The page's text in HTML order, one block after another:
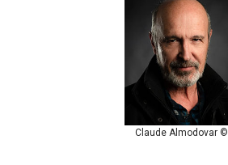
Claude Almodovar ©